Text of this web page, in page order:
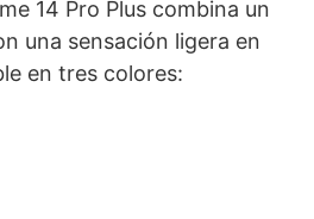
14 Pro Plus combina un
una sensación ligera en
en tres colores: